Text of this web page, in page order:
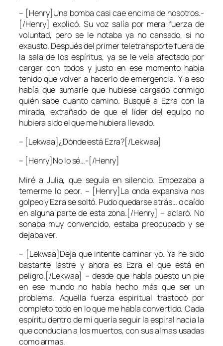
– [Henry]Una bomba casi cae encima de nosotros.-
[/Henry] explicó. Su voz salía por mera fuerza de
voluntad, pero se le notaba ya no cansado, si no
exausto. Después del primer teletransporte fuera de
la sala de los espíritus, ya se le veía afectado por
cargar con todos y justo en ese momento había
tenido que volver a hacerlo de emergencia. Y a eso
había que sumarle que hubiese cargado conmigo
quién sabe cuanto camino. Busqué a Ezra con la
mirada, extrañado de que el líder del equipo no
hubiera sido el que me hubiera llevado.
– [Lekwaa]¿Dónde está Ezra?[/Lekwaa]
– [Henry]No lo sé…-[/Henry]
Miré a Julia, que seguía en silencio. Empezaba a
temerme lo peor. – [Henry]La onda expansiva nos
golpeo y Ezra se soltó. Pudo quedarse atrás… o caído
en alguna parte de esta zona.[/Henry] – aclaró. No
sonaba muy convencido, estaba preocupado y se
dejaba ver.
– [Lekwaa]Deja que intente caminar yo. Ya he sido
bastante lastre y ahora es Ezra el que está en
peligro.[/Lekwaa] – desde que había puesto un pie
en ese mundo no había hecho más que ser un
problema. Aquella fuerza espiritual trastocó por
completo todo en lo que me había convertido. Cada
espíritu dentro de mí quería seguir la espiral hacia la
que conducían a los muertos, con sus almas usadas
como armas.